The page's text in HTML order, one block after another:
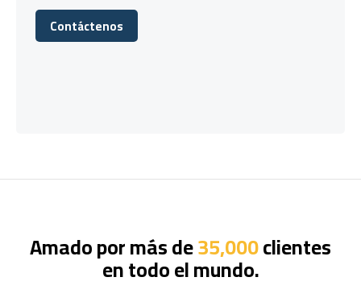
Contáctenos
Contáctenos
Amado por más de35,000clientes
en todo el mundo.